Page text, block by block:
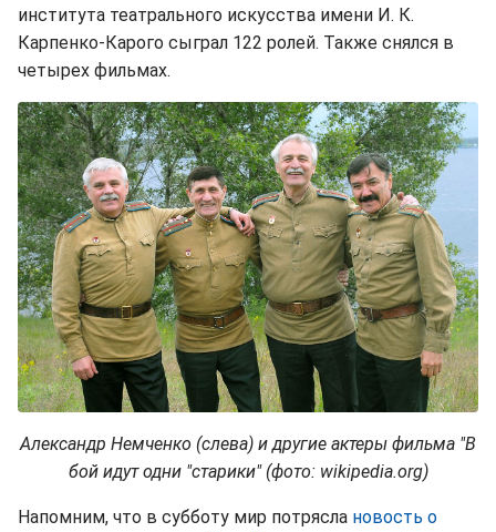
института театрального искусства имени И. К.
Карпенко-Карого сыграл 122 ролей. Также снялся в
четырех фильмах.
Александр Немченко (слева) и другие актеры фильма "В
бой идут одни "старики" (фото: wikipedia.org)
Напомним, что в субботу мир потрясла новость о